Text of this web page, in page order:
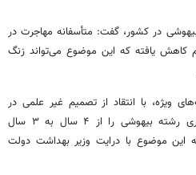
در کشور، گفت: متأسفانه مهاجرت در
کاهش یافته که این موضوع می‌تواند زنگ
ویژه، با انتقاد از تصمیم غیر علمی در
دولت گذشته که مدت زمان دستیاری رشته بیهوشی را از ۴ سال به ۳ سال
این موضوع با درایت وزیر بهداشت دولت